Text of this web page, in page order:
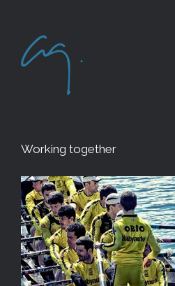
content
Working together